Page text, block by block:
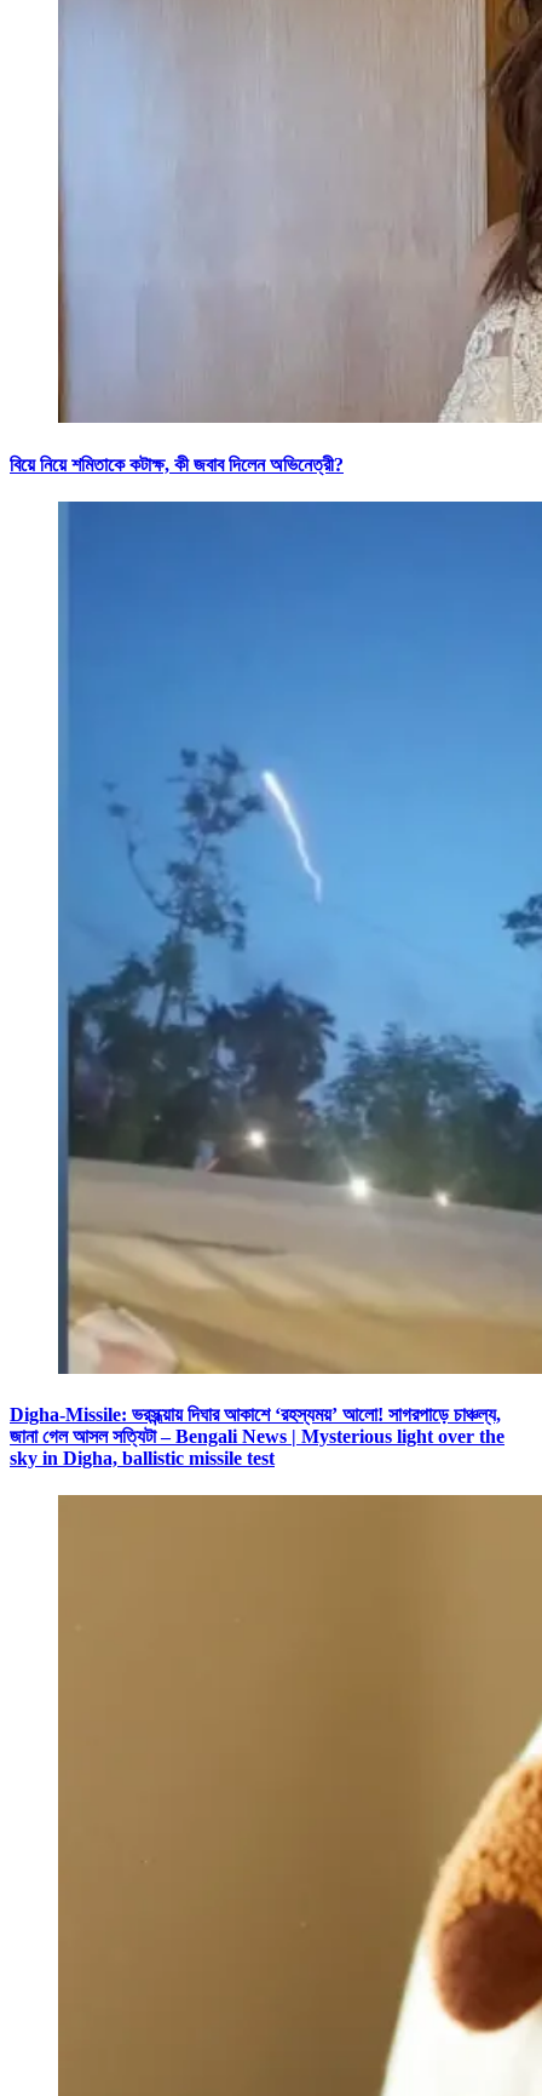
বিয়ে নিয়ে শমিতাকে কটাক্ষ, কী জবাব দিলেন অভিনেত্রী?
Digha-Missile: ভরসন্ধ্য়ায় দিঘার আকাশে ‘রহস্যময়’ আলো! সাগরপাড়ে চাঞ্চল্য,
জানা গেল আসল সত্যিটা – Bengali News | Mysterious light over the
sky in Digha, ballistic missile test